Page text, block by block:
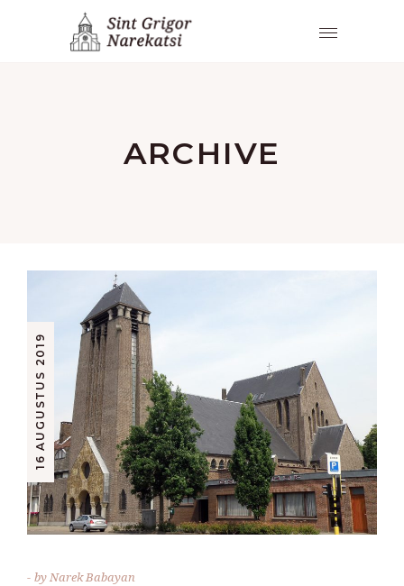
ARCHIVE
16 AUGUSTUS 2019
by Narek Babayan